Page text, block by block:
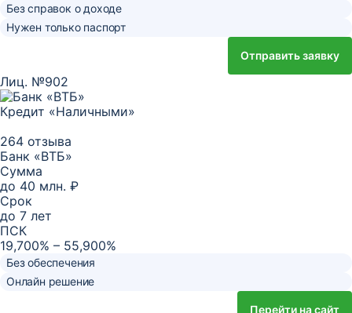
Без справок о доходе
Нужен только паспорт
Отправить заявку
Лиц. №902
Кредит «Наличными»
264 отзыва
Банк «ВТБ»
Сумма
до 40 млн. ₽
Срок
до 7 лет
ПСК
19,700% – 55,900%
Без обеспечения
Онлайн решение
Перейти на сайт